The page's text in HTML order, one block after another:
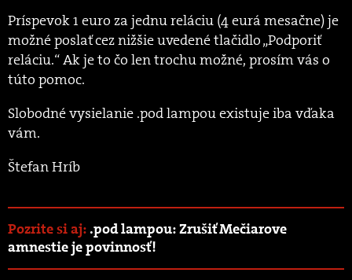
Príspevok 1 euro za jednu reláciu (4 eurá mesačne) je
možné poslať cez nižšie uvedené tlačidlo „Podporiť
reláciu.“ Ak je to čo len trochu možné, prosím vás o
túto pomoc.
Slobodné vysielanie .pod lampou existuje iba vďaka
vám.
Štefan Hríb
Pozrite si aj:.pod lampou: Zrušiť Mečiarove
amnestie je povinnosť!